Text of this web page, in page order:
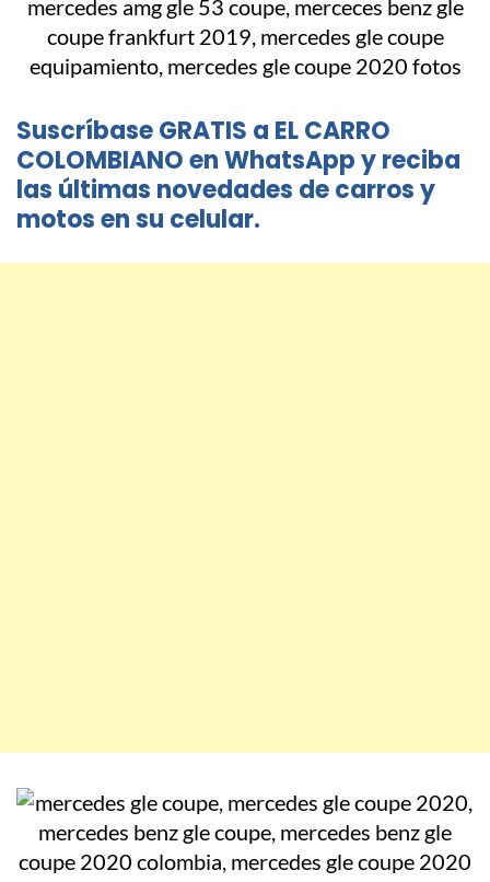
Suscríbase GRATIS a EL CARRO
COLOMBIANO en WhatsApp y reciba
las últimas novedades de carros y
motos en su celular.